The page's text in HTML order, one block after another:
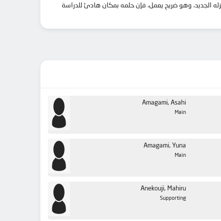
الجديد، وهو ضريح يعمل، فإن حلمه بمكان هادئ للدراسة
Amagami, Asahi
Main
Amagami, Yuna
Main
Anekouji, Mahiru
Supporting